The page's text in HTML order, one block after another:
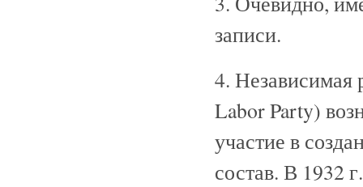
записи.
4. Независимая
Labor Party)
участие в
состав. В 1932